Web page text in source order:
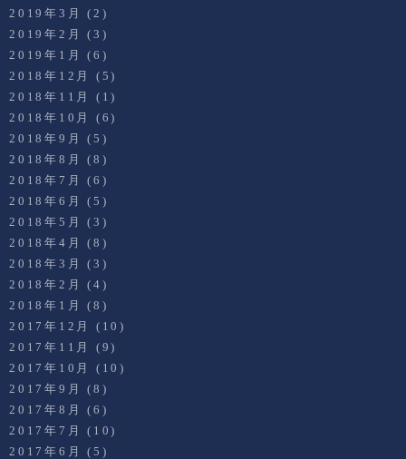
2019年3月
(2)
2019年2月
(3)
2019年1月
(6)
2018年12月
(5)
2018年11月
(1)
2018年10月
(6)
2018年9月
(5)
2018年8月
(8)
2018年7月
(6)
2018年6月
(5)
2018年5月
(3)
2018年4月
(8)
2018年3月
(3)
2018年2月
(4)
2018年1月
(8)
2017年12月
(10)
2017年11月
(9)
2017年10月
(10)
2017年9月
(8)
2017年8月
(6)
2017年7月
(10)
2017年6月
(5)